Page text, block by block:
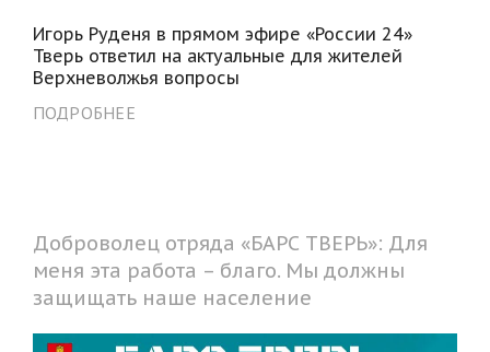
Игорь Руденя в прямом эфире «России 24»
Тверь ответил на актуальные для жителей
Верхневолжья вопросы
ПОДРОБНЕЕ
Доброволец отряда «БАРС ТВЕРЬ»: Для
меня эта работа – благо. Мы должны
защищать наше население